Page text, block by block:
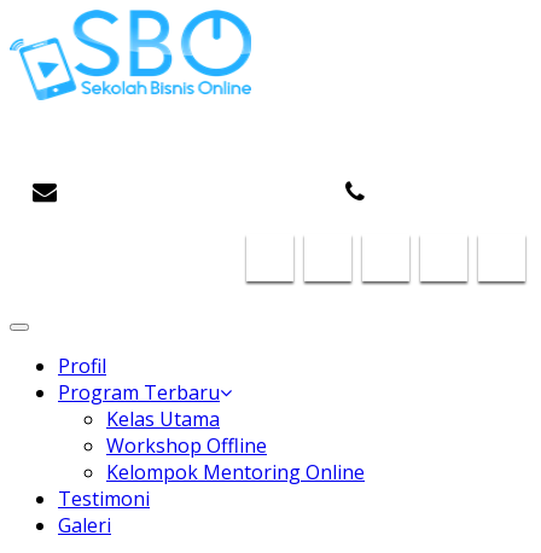
Toggle
Profil
Program Terbaru
Kelas Utama
Workshop Offline
Kelompok Mentoring Online
Testimoni
Galeri